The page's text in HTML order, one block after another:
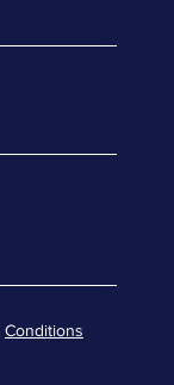
Conditions